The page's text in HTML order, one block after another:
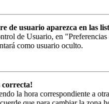
de usuario aparezca en las
de Usuario, en
como usuario oculto.
correcta!
la hora correspondiente a